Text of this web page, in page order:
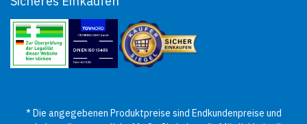
* Die angegebenen Produktpreise sind Endkundenpreise und